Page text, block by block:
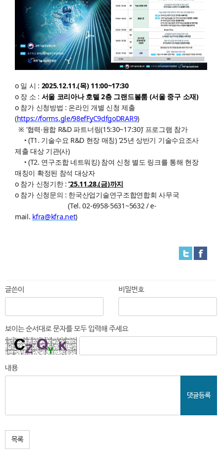
o 일 시 : 2025.12.11.(목) 11:00~17:30
o 장 소 : 서울 코리아나 호텔2층 그랜드볼룸 (서울 중구 소재)
o 참가 신청방법 : 온라인 개별 신청 제출
(https://forms.gle/98efFyC9dfgoDRAR9)
※ ‘협력‧융합 R&D 파트너링(15:30~17:30)’ 프로그램 참가
‣ (T1. 기술수요 R&D 현장 매칭) ’25년 상반기 기술수요조사
제출 대상 기관(사)
‣ (T2. 연구조합 네트워킹) 참여 신청 별도 링크를 통해 현장
매칭이 확정된 참석 대상자
o 참가 신청기한 : ’25.11.28.(금)까지
o 참가 신청문의 : 한국산업기술연구조합연합회 사무국
(Tel. 02-6958-5631~5632 / e-
mail. kfra@kfra.net)
글쓴이 비밀번호
보이는 순서대로 문자를 모두 입력해 주세요
내용
댓글등록
목록